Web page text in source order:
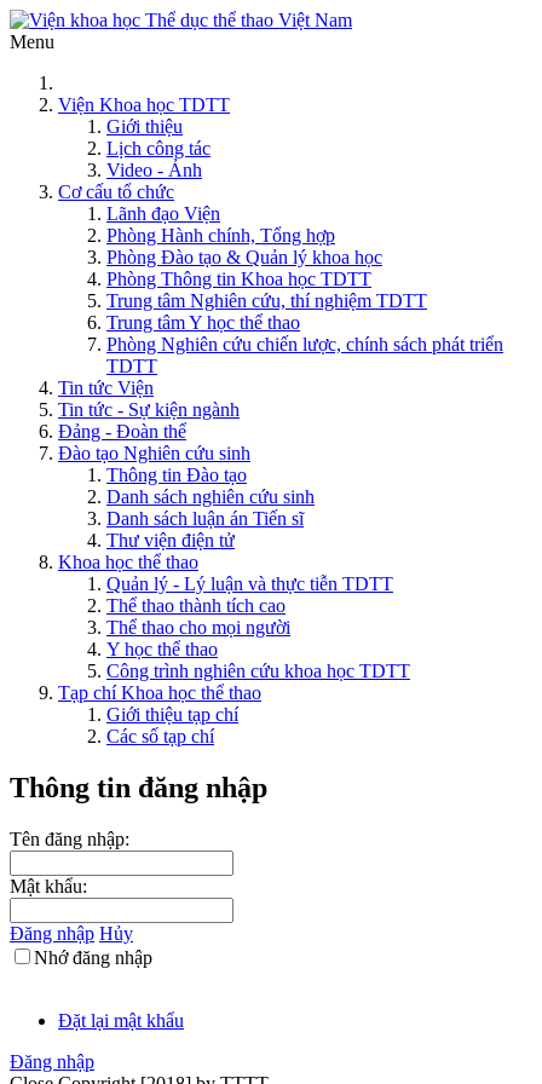
Menu
Viện Khoa học TDTT
Giới thiệu
Lịch công tác
Video - Ảnh
Cơ cấu tổ chức
Lãnh đạo Viện
Phòng Hành chính, Tổng hợp
Phòng Đào tạo & Quản lý khoa học
Phòng Thông tin Khoa học TDTT
Trung tâm Nghiên cứu, thí nghiệm TDTT
Trung tâm Y học thể thao
Phòng Nghiên cứu chiến lược, chính sách phát triển
TDTT
Tin tức Viện
Tin tức - Sự kiện ngành
Đảng - Đoàn thể
Đào tạo Nghiên cứu sinh
Thông tin Đào tạo
Danh sách nghiên cứu sinh
Danh sách luận án Tiến sĩ
Thư viện điện tử
Khoa học thể thao
Quản lý - Lý luận và thực tiễn TDTT
Thể thao thành tích cao
Thể thao cho mọi người
Y học thể thao
Công trình nghiên cứu khoa học TDTT
Tạp chí Khoa học thể thao
Giới thiệu tạp chí
Các số tạp chí
Thông tin đăng nhập
Tên đăng nhập:
Mật khẩu:
Đăng nhập Hủy
Nhớ đăng nhập
Đặt lại mật khẩu
Đăng nhập